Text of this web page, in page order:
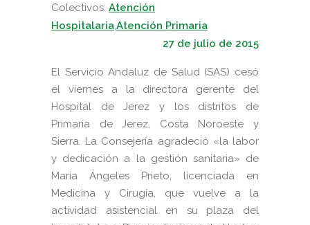
Colectivos: Atención
Hospitalaria,Atención Primaria
27 de julio de 2015
El Servicio Andaluz de Salud (SAS) cesó
el viernes a la directora gerente del
Hospital de Jerez y los distritos de
Primaria de Jerez, Costa Noroeste y
Sierra. La Consejería agradeció «la labor
y dedicación a la gestión sanitaria» de
Maria Ángeles Prieto, licenciada en
Medicina y Cirugía, que vuelve a la
actividad asistencial en su plaza del